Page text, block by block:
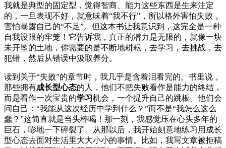
我就是典型的固定型，觉得智商、能力这些东西是生来注定
的，一旦表现不好，就意味着“我不行”，所以格外害怕失败，
害怕暴露自己的“不足”。但这本书让我意识到，这完全是一种
自我设限的牢笼！它告诉我，真正的潜力是无限的，就像一块
未开垦的土地，你需要的是不断地耕耘，去学习，去挑战，去
犯错，然后从错误中汲取养分。
读到关于“失败”的章节时，我几乎是含着泪看完的。书里说，
那些拥有成长型心态的人，他们不把失败看作是能力的终结，
而是看作一次宝贵的学习机会，一个提升自己的跳板。他们会
问自己：“我能从这次经历中学到什么？”而不是“我怎么这么
蠢？”这简直就是当头棒喝！那一刻，我感觉压在心头多年的
巨石，嘭地一下碎裂了。从那以后，我开始刻意地练习用成长
型心态去面对生活里大大小小的事情。比如，我写文章被拒稿